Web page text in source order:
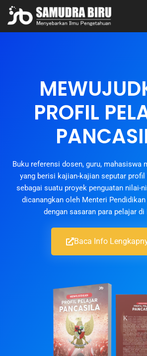
PROFIL
Buku referensi dosen, guru, mahasiswa
yang berisi kajian-kajian seputar
sebagai suatu proyek penguatan nilai-
dicanangkan oleh Menteri Pendidikan
dengan sasaran para pelajar
Baca Info